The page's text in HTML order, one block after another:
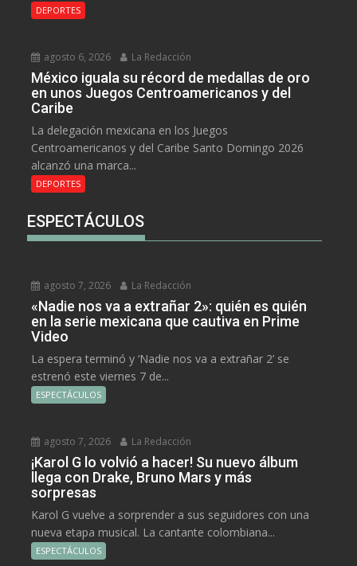
DEPORTES
agosto 6, 2026 La Redacción
México iguala su récord de medallas de oro
en unos Juegos Centroamericanos y del
Caribe
La delegación mexicana en los Juegos
Centroamericanos y del Caribe Santo Domingo 2026
alcanzó una marca...
DEPORTES
ESPECTÁCULOS
agosto 7, 2026 La Redacción
«Nadie nos va a extrañar 2»: quién es quién
en la serie mexicana que cautiva en Prime
Video
La espera terminó y ‘Nadie nos va a extrañar 2’ se
estrenó este viernes 7 de...
ESPECTÁCULOS
agosto 7, 2026 La Redacción
¡Karol G lo volvió a hacer! Su nuevo álbum
llega con Drake, Bruno Mars y más
sorpresas
Karol G vuelve a sorprender a sus seguidores con una
nueva etapa musical. La cantante colombiana...
ESPECTÁCULOS